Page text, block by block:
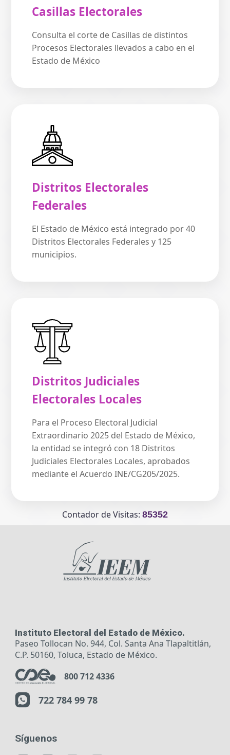
Casillas Electorales
Consulta el corte de Casillas de distintos
Procesos Electorales llevados a cabo en el
Estado de México
Distritos Electorales
Federales
El Estado de México está integrado por 40
Distritos Electorales Federales y 125
municipios.
Distritos Judiciales
Electorales Locales
Para el Proceso Electoral Judicial
Extraordinario 2025 del Estado de México,
la entidad se integró con 18 Distritos
Judiciales Electorales Locales, aprobados
mediante el Acuerdo INE/CG205/2025.
Contador de Visitas: 85352
Instituto Electoral del Estado de México.
Paseo Tollocan No. 944, Col. Santa Ana Tlapaltitlán,
C.P. 50160, Toluca, Estado de México.
800 712 4336
722 784 99 78
Síguenos